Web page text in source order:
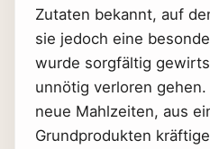
Zutaten bekannt, auf
sie jedoch eine
wurde sorgfältig
unnötig verloren
neue Mahlzeiten, aus
Grundprodukten